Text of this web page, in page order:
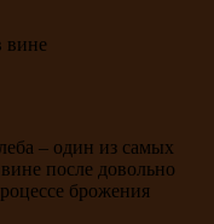
вине
– один из самых
после довольно
брожения